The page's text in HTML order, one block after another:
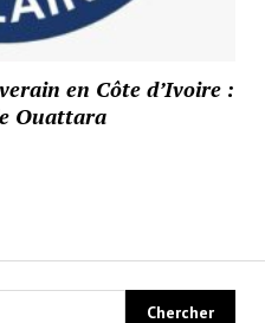
en Côte d’Ivoire :
Ouattara